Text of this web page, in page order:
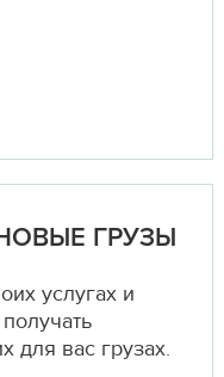
ГРУЗЫ
услугах и
для вас грузах.